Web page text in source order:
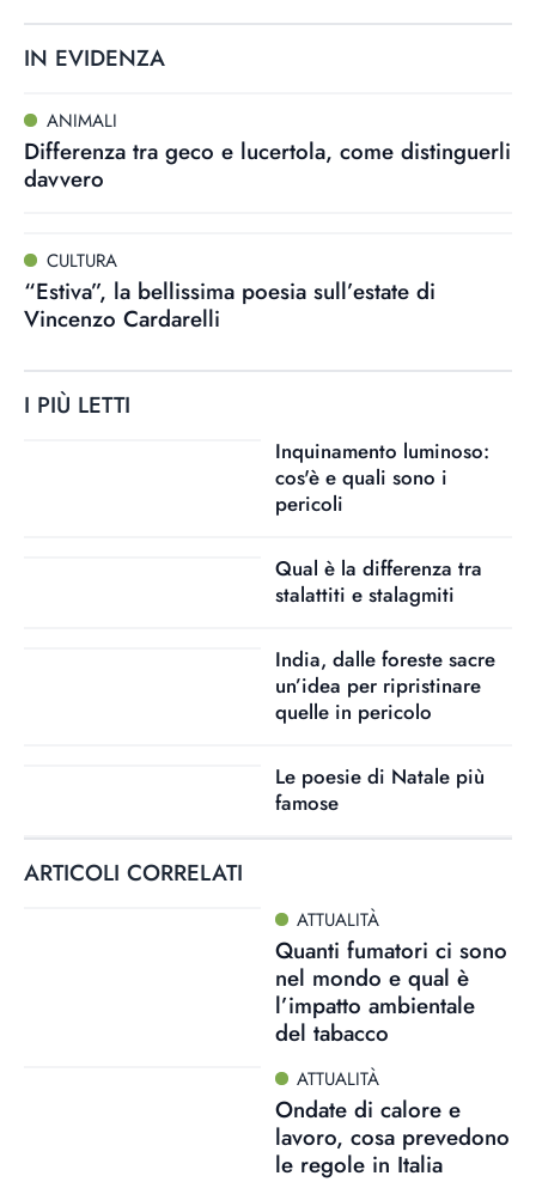
IN EVIDENZA
ANIMALI
Differenza tra geco e lucertola, come distinguerli
davvero
CULTURA
“Estiva”, la bellissima poesia sull’estate di
Vincenzo Cardarelli
I PIÙ LETTI
Inquinamento luminoso:
cos'è e quali sono i
pericoli
Qual è la differenza tra
stalattiti e stalagmiti
India, dalle foreste sacre
un’idea per ripristinare
quelle in pericolo
Le poesie di Natale più
famose
ARTICOLI CORRELATI
ATTUALITÀ
Quanti fumatori ci sono
nel mondo e qual è
l’impatto ambientale
del tabacco
ATTUALITÀ
Ondate di calore e
lavoro, cosa prevedono
le regole in Italia